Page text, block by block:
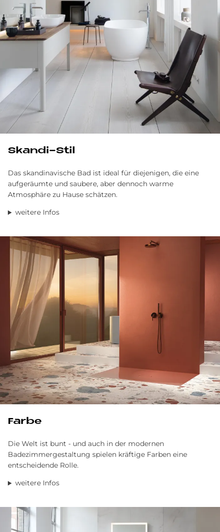
Skan­di-Stil
Das skandinavische Bad ist ideal für diejenigen, die eine
aufgeräumte und saubere, aber dennoch warme
Atmosphäre zu Hause schätzen.
weitere Infos
Far­be
Die Welt ist bunt - und auch in der modernen
Badezimmergestaltung spielen kräftige Farben eine
entscheidende Rolle.
weitere Infos